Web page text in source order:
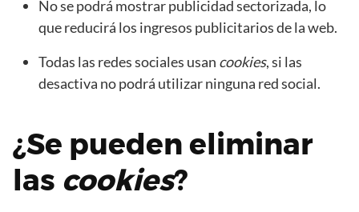
No se podrá mostrar publicidad sectorizada, lo
que reducirá los ingresos publicitarios de la web.
Todas las redes sociales usan cookies, si las
desactiva no podrá utilizar ninguna red social.
¿Se pueden eliminar
las cookies?